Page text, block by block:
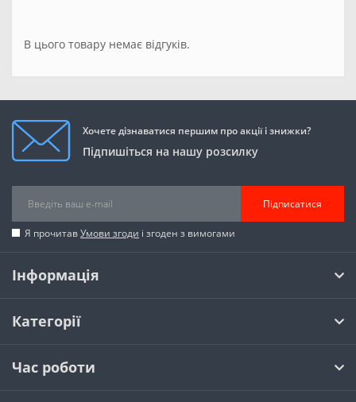
В цього товару немає відгуків.
Хочете дізнаватися першим про акції і знижки?
Підпишіться на нашу розсилку
Підписатися
Я прочитавУмови згоди і згоден з вимогами
Інформація
Категорії
Час роботи